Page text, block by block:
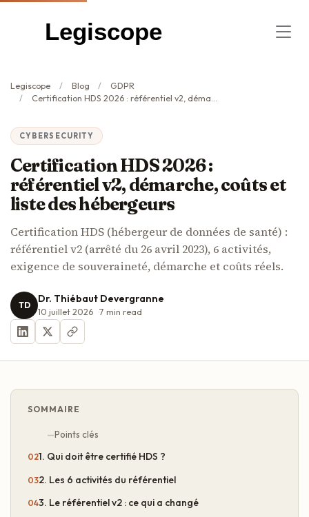
Legiscope
Legiscope Blog
GDPR
Certification HDS 2026 : référentiel v2, démarche, coûts et liste des hébergeurs
CYBERSECURITY
Certification HDS 2026 :
référentiel v2, démarche, coûts et
liste des hébergeurs
Certification HDS (hébergeur de données de santé) :
référentiel v2 (arrêté du 26 avril 2023), 6 activités,
exigence de souveraineté, démarche et coûts réels.
TD Dr. Thiébaut Devergranne
10 juillet 2026 7 min read
SOMMAIRE
Points clés
1. Qui doit être certifié HDS ?
2. Les 6 activités du référentiel
3. Le référentiel v2 : ce qui a changé